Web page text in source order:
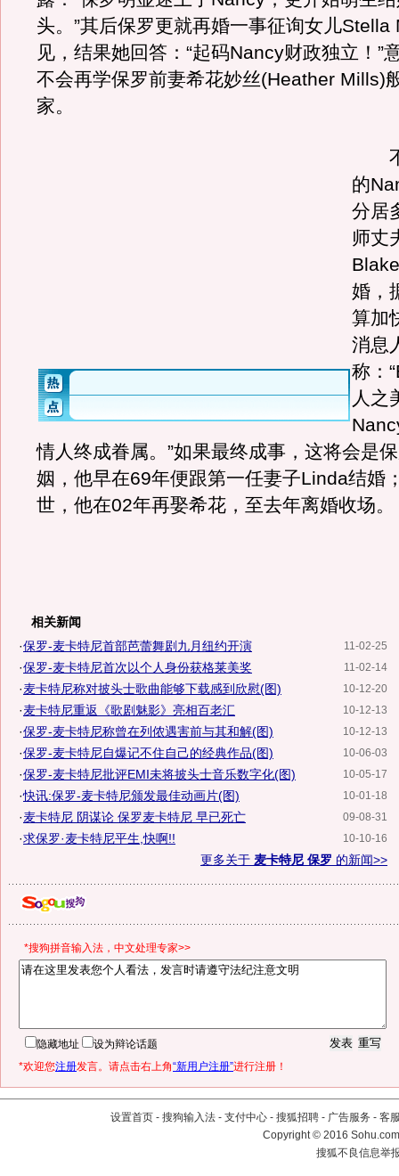
头。”其后保罗更就再婚一事征询女儿
见，结果她回答：“起码Nancy财政独立！”
不会再学保罗前妻希花妙丝(Heather Mills)
家。
不
的
分居
师丈
婚，
算加
消息
称：
人之
情人终成眷属。”如果最终成事，这将会是
姻，他早在69年便跟第一任妻子Linda结婚
世，他在02年再娶希花，至去年离婚收场。
相关新闻
11-02-25
·保罗-麦卡特尼首部芭蕾舞剧九月纽约开演
11-02-14
·保罗-麦卡特尼首次以个人身份获格莱美奖
10-12-20
·麦卡特尼称对披头士歌曲能够下载感到欣慰(图)
10-12-13
·麦卡特尼重返《歌剧魅影》亮相百老汇
10-12-13
·保罗-麦卡特尼称曾在列侬遇害前与其和解(图)
10-06-03
·保罗-麦卡特尼自爆记不住自己的经典作品(图)
10-05-17
·保罗-麦卡特尼批评EMI未将披头士音乐数字化(图)
10-01-18
·快讯:保罗-麦卡特尼颁发最佳动画片(图)
09-08-31
·麦卡特尼 阴谋论 保罗麦卡特尼 早已死亡
10-10-16
·求保罗·麦卡特尼平生,快啊!!
更多关于 麦卡特尼 保罗 的新闻>>
*搜狗拼音输入法，中文处理专家>>
隐藏地址
设为辩论话题
*欢迎您注册发言。请点击右上角“新用户注册”进行注册！
设置首页 - 搜狗输入法 - 支付中心 - 搜狐招聘 - 广告服务 - 客
Copyright©2016
搜狐不良信息举